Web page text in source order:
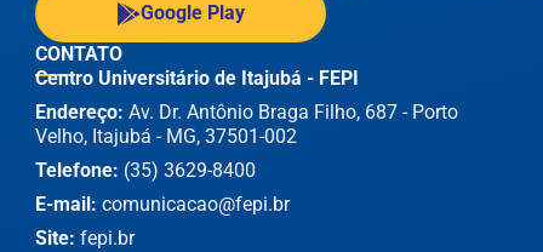
Google Play
CONTATO
Centro Universitário de Itajubá - FEPI
Endereço: Av. Dr. Antônio Braga Filho, 687 - Porto
Velho, Itajubá - MG, 37501-002
Telefone: (35) 3629-8400
E-mail: comunicacao@fepi.br
Site: fepi.br